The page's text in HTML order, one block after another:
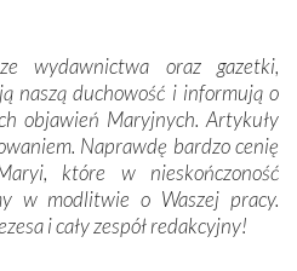
wizjonerów – Łucji
Hiacynty i Franciszka Marto.
Odprawiliśmy Drogę
stronach, odwiedziliśmy
Bożej zapaliliśmy świece
wydawnictwa oraz gazetki,
naszą duchowość i informują o
objawień Maryjnych. Artykuły
Naprawdę bardzo cenię
które w nieskończoność
w modlitwie o Waszej pracy.
i cały zespół redakcyjny!